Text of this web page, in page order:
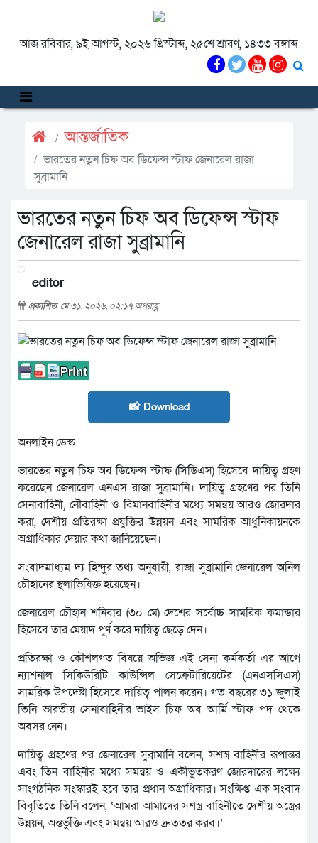
আজ রবিবার, ৯ই আগস্ট, ২০২৬ খ্রিস্টাব্দ, ২৫শে শ্রাবণ, ১৪৩৩ বঙ্গাব্দ
আন্তর্জাতিক
ভারতের নতুন চিফ অব ডিফেন্স স্টাফ জেনারেল রাজা
সুব্রামানি
ভারতের নতুন চিফ অব ডিফেন্স স্টাফ
জেনারেল রাজা সুব্রামানি
editor
প্রকাশিত মে ৩১, ২০২৬, ০২:১৭ অপরাহ্ণ
📸 Download
অনলাইন ডেস্ক
ভারতের নতুন চিফ অব ডিফেন্স স্টাফ (সিডিএস) হিসেবে দায়িত্ব গ্রহণ
করেছেন জেনারেল এনএস রাজা সুব্রামানি। দায়িত্ব গ্রহণের পর তিনি
সেনাবাহিনী, নৌবাহিনী ও বিমানবাহিনীর মধ্যে সমন্বয় আরও জোরদার
করা, দেশীয় প্রতিরক্ষা প্রযুক্তির উন্নয়ন এবং সামরিক আধুনিকায়নকে
অগ্রাধিকার দেয়ার কথা জানিয়েছেন।
সংবাদমাধ্যম দ্য হিন্দুর তথ্য অনুযায়ী, রাজা সুব্রামানি জেনারেল অনিল
চৌহানের স্থলাভিষিক্ত হয়েছেন।
জেনারেল চৌহান শনিবার (৩০ মে) দেশের সর্বোচ্চ সামরিক কমান্ডার
হিসেবে তার মেয়াদ পূর্ণ করে দায়িত্ব ছেড়ে দেন।
প্রতিরক্ষা ও কৌশলগত বিষয়ে অভিজ্ঞ এই সেনা কর্মকর্তা এর আগে
ন্যাশনাল সিকিউরিটি কাউন্সিল সেক্রেটারিয়েটের (এনএসসিএস)
সামরিক উপদেষ্টা হিসেবে দায়িত্ব পালন করেন। গত বছরের ৩১ জুলাই
তিনি ভারতীয় সেনাবাহিনীর ভাইস চিফ অব আর্মি স্টাফ পদ থেকে
অবসর নেন।
দায়িত্ব গ্রহণের পর জেনারেল সুব্রামানি বলেন, সশস্ত্র বাহিনীর রূপান্তর
এবং তিন বাহিনীর মধ্যে সমন্বয় ও একীভূতকরণ জোরদারের লক্ষ্যে
সাংগঠনিক সংস্কারই হবে তার প্রধান অগ্রাধিকার। সংক্ষিপ্ত এক সংবাদ
বিবৃতিতে তিনি বলেন, ‘আমরা আমাদের সশস্ত্র বাহিনীতে দেশীয় অস্ত্রের
উন্নয়ন, অন্তর্ভুক্তি এবং সমন্বয় আরও দ্রুততর করব।’